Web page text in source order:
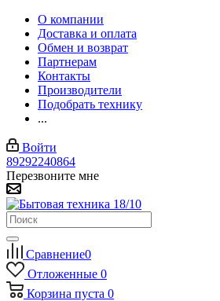
О компании
Доставка и оплата
Обмен и возврат
Партнерам
Контакты
Производители
Подобрать технику
...
Войти
89292240864
Перезвоните мне
Сравнение0
Отложенные 0
Корзина пуста 0